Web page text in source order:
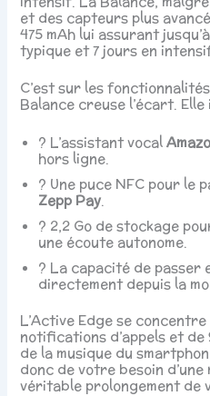
et des capteurs plus
475 mAh lui assurant
typique et 7 jours en
C’est sur les
Balance creuse l’écart.
?️ L’assistant vocal
hors ligne.
? Une puce NFC pour le
Zepp Pay.
? 2,2 Go de stockage
une écoute autonome.
? La capacité de passer
directement depuis la
L’Active Edge se
notifications d’appels et de
de la musique du
donc de votre besoin
véritable prolongement de